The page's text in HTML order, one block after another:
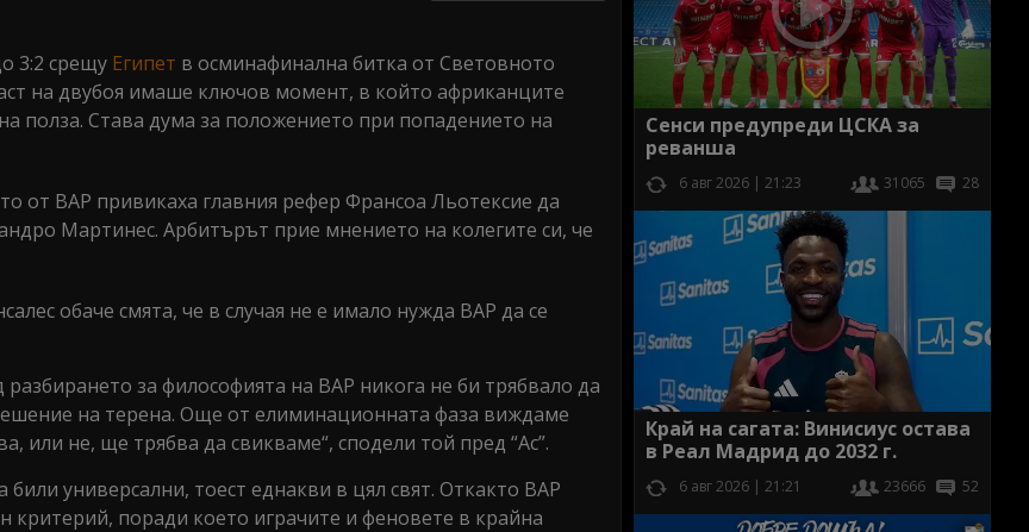
3:2 срещу Египет в осминафинална битка от Световното
на двубоя имаше ключов момент, в който африканците
полза. Става дума за положението при попадението на
от ВАР привикаха главния рефер Франсоа Льотексие да
Мартинес. Арбитърът прие мнението на колегите си, че
обаче смята, че в случая не е имало нужда ВАР да се
за философията на ВАР никога не би трябвало да
на терена. Още от елиминационната фаза виждаме
или не, ще трябва да свикваме“, сподели той пред “Ас”.
универсални, тоест еднакви в цял свят. Откакто ВАР
критерий, поради което играчите и феновете в крайна
Сенси предупреди ЦСКА за
реванша
6 авг 2026 | 21:23 31065 28
Край на сагата: Винисиус остава
в Реал Мадрид до 2032 г.
6 авг 2026 | 21:21 23666 52